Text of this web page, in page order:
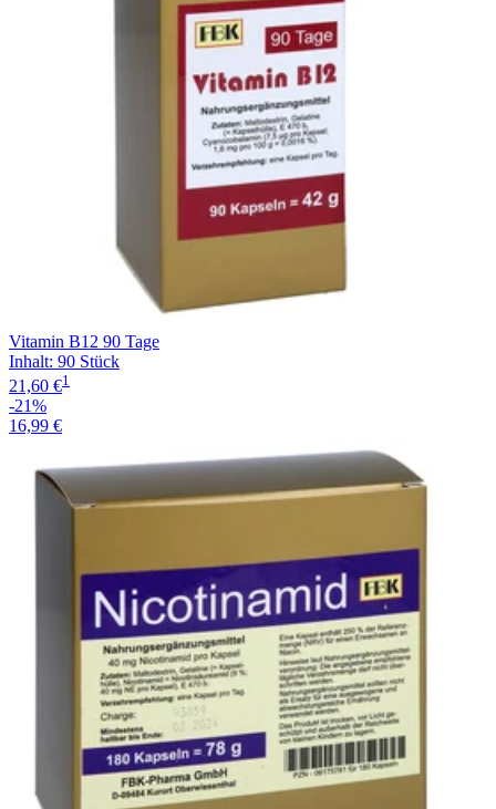
Vitamin B12 90 Tage
Inhalt: 90 Stück
21,60 €1
-21%
16,99 €